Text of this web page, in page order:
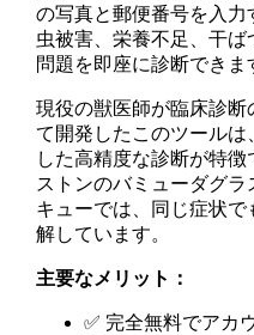
の写真と郵便番号を入
虫被害、栄養不足、干
問題を即座に診断できま
現役の獣医師が臨床診
て開発したこのツール
した高精度な診断が特
ストンのバミューダグ
キューでは、同じ症状
解しています。
主要なメリット：
✅ 完全無料でアカ